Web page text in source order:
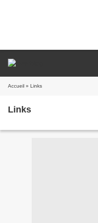
Accueil » Links
Links